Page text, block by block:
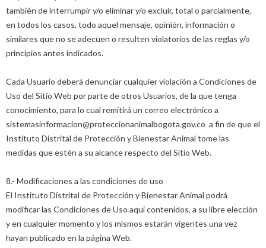
también de interrumpir y/o eliminar y/o excluir, total o parcialmente,
en todos los casos, todo aquel mensaje, opinión, información o
similares que no se adecuen o resulten violatorios de las reglas y/o
principios antes indicados.
Cada Usuario deberá denunciar cualquier violación a Condiciones de
Uso del Sitio Web por parte de otros Usuarios, de la que tenga
conocimiento, para lo cual remitirá un correo electrónico a
sistemasinformacion@proteccionanimalbogota.gov.co a fin de que el
Instituto Distrital de Protección y Bienestar Animal tome las
medidas que estén a su alcance respecto del Sitio Web.
8.- Modificaciones a las condiciones de uso
El Instituto Distrital de Protección y Bienestar Animal podrá
modificar las Condiciones de Uso aquí contenidos, a su libre elección
y en cualquier momento y los mismos estarán vigentes una vez
hayan publicado en la página Web.